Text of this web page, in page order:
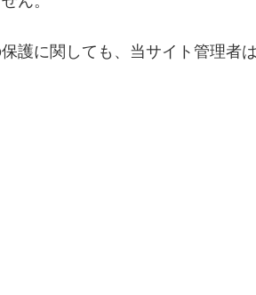
護に関しても、当サイト管理者